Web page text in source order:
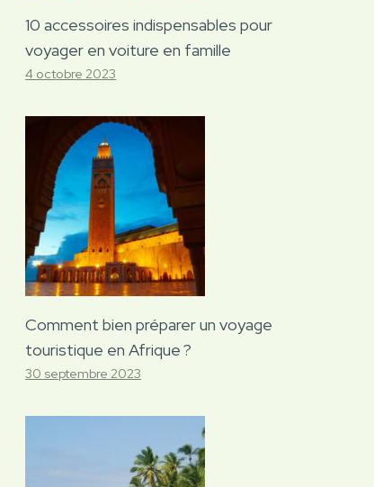
10 accessoires indispensables pour
voyager en voiture en famille
4 octobre 2023
Comment bien préparer un voyage
touristique en Afrique ?
30 septembre 2023